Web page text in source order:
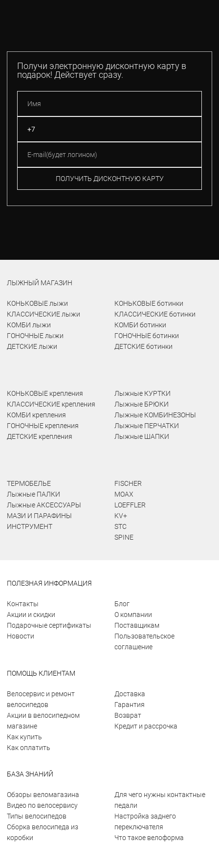
Получи электронную дисконтную карту в
подарок! Действует сразу.
ПОЛУЧИТЬ ДИСКОНТНУЮ КАРТУ
ЛЫЖНЫЙ МАГАЗИН
КОНЬКОВЫЕ лыжи
КЛАССИЧЕСКИЕ лыжи
КОМБИ лыжи
ГОНОЧНЫЕ лыжи
ДЕТСКИЕ лыжи
КОНЬКОВЫЕ ботинки
КЛАССИЧЕСКИЕ ботинки
КОМБИ ботинки
ГОНОЧНЫЕ ботинки
ДЕТСКИЕ ботинки
КОНЬКОВЫЕ крепления
КЛАССИЧЕСКИЕ крепления
КОМБИ крепления
ГОНОЧНЫЕ крепления
ДЕТСКИЕ крепления
Лыжные КУРТКИ
Лыжные БРЮКИ
Лыжные КОМБИНЕЗОНЫ
Лыжные ПЕРЧАТКИ
Лыжные ШАПКИ
ТЕРМОБЕЛЬЕ
Лыжные ПАЛКИ
Лыжные АКСЕССУАРЫ
МАЗИ И ПАРАФИНЫ
ИНСТРУМЕНТ
FISCHER
MOAX
LOEFFLER
KV+
STC
SPINE
ПОЛЕЗНАЯ ИНФОРМАЦИЯ
Контакты
Акции и скидки
Подарочные сертификаты
Новости
Блог
О компании
Поставщикам
Пользовательское
соглашение
ПОМОЩЬ КЛИЕНТАМ
Велосервис и ремонт
велосипедов
Акции в велосипедном
магазине
Как купить
Как оплатить
Доставка
Гарантия
Возврат
Кредит и рассрочка
БАЗА ЗНАНИЙ
Обзоры веломагазина
Видео по велосервису
Типы велосипедов
Сборка велосипеда из
коробки
Для чего нужны контактные
педали
Настройка заднего
переключателя
Что такое велоформа